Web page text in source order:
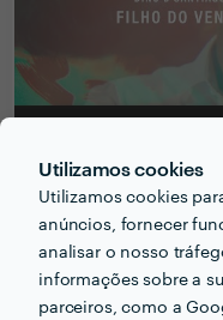
Utilizamos cookies
Utilizamos cookies
anúncios, fornecer
analisar o nosso
informações sobre a
parceiros, como a
PERGUNTAS E
Em que informações
acerca do projecto